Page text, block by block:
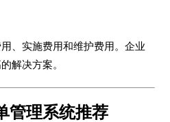
、实施费用和维护费用。企业
解决方案。
管理系统推荐